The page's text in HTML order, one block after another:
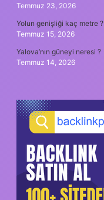
Temmuz 23, 2026
Yolun genişliği kaç metre ?
Temmuz 15, 2026
Yalova’nın güneyi neresi ?
Temmuz 14, 2026